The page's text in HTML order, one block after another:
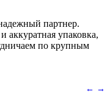
партнер.
аккуратная упаковка,
по крупным
← →